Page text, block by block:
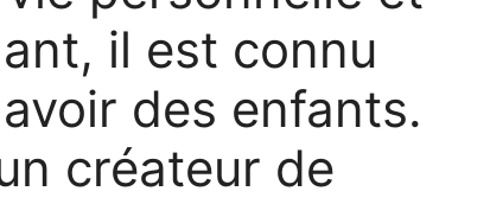
il est connu
des enfants.
créateur de